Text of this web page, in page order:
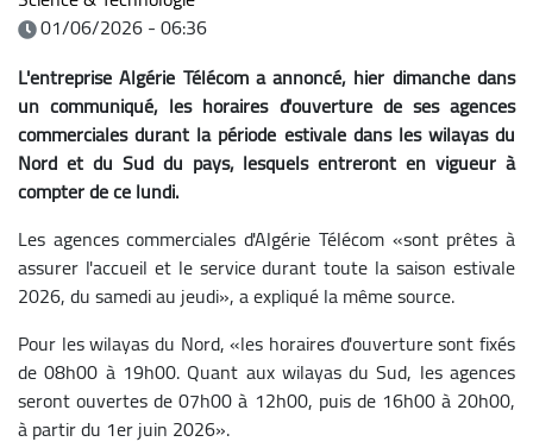
01/06/2026 - 06:36
L'entreprise Algérie Télécom a annoncé, hier dimanche dans
un communiqué, les horaires d'ouverture de ses agences
commerciales durant la période estivale dans les wilayas du
Nord et du Sud du pays, lesquels entreront en vigueur à
compter de ce lundi.
Les agences commerciales d'Algérie Télécom «sont prêtes à
assurer l'accueil et le service durant toute la saison estivale
2026, du samedi au jeudi», a expliqué la même source.
Pour les wilayas du Nord, «les horaires d'ouverture sont fixés
de 08h00 à 19h00. Quant aux wilayas du Sud, les agences
seront ouvertes de 07h00 à 12h00, puis de 16h00 à 20h00,
à partir du 1er juin 2026».